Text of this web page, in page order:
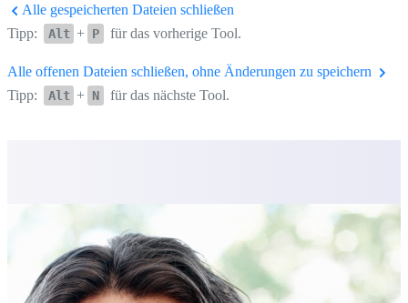
Alle gespeicherten Dateien schließen
Tipp:
Alt + P für das vorherige Tool.
Alle offenen Dateien schließen, ohne Änderungen zu speichern
Tipp:
Alt + N für das nächste Tool.